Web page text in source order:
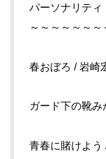
パーソナリティ
～～～～～～～
春おぼろ / 岩崎
ガード下の靴
青春に賭けよう